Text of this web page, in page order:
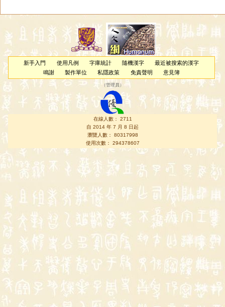
新手入門 使用凡例 字庫統計 隨機漢字
最近被搜索的漢字
鳴謝
製作單位 私隱政策 免責聲明 意見簿
（管理員 ）
在線人數： 2711
自 2014 年 7 月 8 日起
瀏覽人數： 80317998
使用次數： 294378607